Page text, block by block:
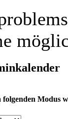
folgenden Modus